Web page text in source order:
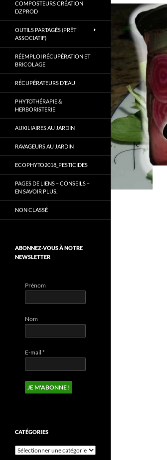
Gard.
COMPOSTEURS CRÉATION
DZPROD
OUTILS PARTAGÉS (PRÊT
ASSOCIATIF)
RÉEMPLOI RÉCUPÉRATION ET
BRICOLAGE
RÉCUPÉRATEURS D’EAU
PHYTOTHÉRAPIE &
HERBORISTERIE
AUXILIAIRES AU JARDIN
RAVAGEURS AU JARDIN
ECOPHYTO2018_PESTICIDES
PAGES DE LIENS – CONSEILS –
EN SAVOIR PLUS.
NON CLASSÉ
ABONNEZ-VOUS À NOTRE
NEWSLETTER
Prénom
Nom
E-mail *
CATÉGORIES
Catégories